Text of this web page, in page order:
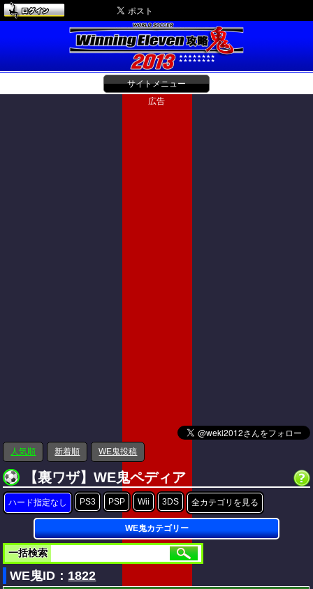
サイトメニュー
広告
人気順 新着順 WE鬼投稿
【裏ワザ】WE鬼ペディア
ハード指定なし PS3 PSP Wii 3DS 全カテゴリを見る
WE鬼カテゴリー
一括検索
WE鬼ID： 1822